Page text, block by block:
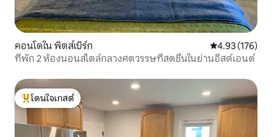
คอนโดใน พิตส์เบิร์ก คะแนนเฉลี่ย
4.93 (176)
ที่พัก 2 ห้องนอนสไตล์กลางศตวรรษที่สดชื่นในย่านอีสต์เอนด์
โดนใจเกสต์ที่สุด
โดนใจเกสต์